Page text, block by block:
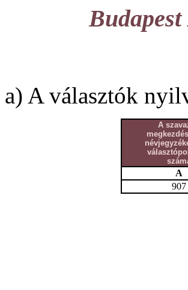
a) A választók
A
A
907